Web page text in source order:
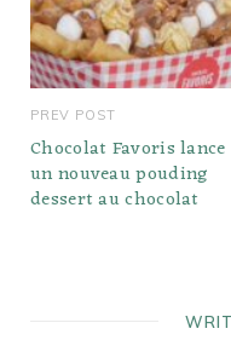
PREV POST
Chocolat Favoris lance
un nouveau pouding
dessert au chocolat